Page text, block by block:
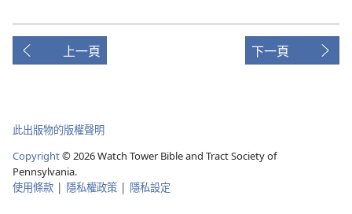
上一頁 下一頁
此出版物的版權聲明
Copyright© 2026Watch Tower Bible and Tract Society of
Pennsylvania.
使用條款 | 隱私權政策 | 隱私設定